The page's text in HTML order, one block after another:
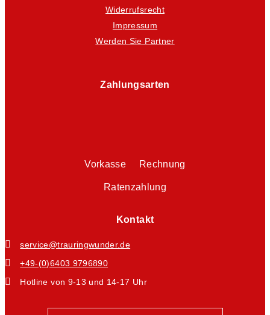
Widerrufsrecht
Impressum
Werden Sie Partner
Zahlungsarten
Vorkasse Rechnung
Ratenzahlung
Kontakt
service@trauringwunder.de
+49-(0)6403 9796890
Hotline von 9-13 und 14-17 Uhr